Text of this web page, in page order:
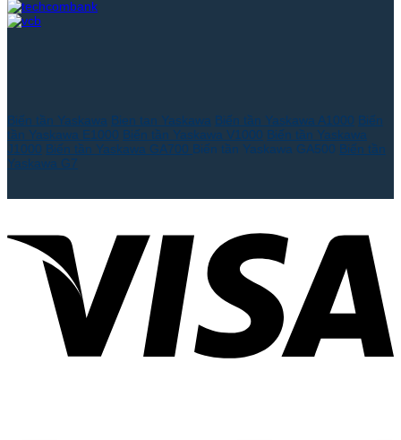
Biến tần Yaskawa Bien tan Yaskawa Biến tần Yaskawa A1000 Biến
tần Yaskawa E1000 Biến tần Yaskawa V1000 Biến tần Yaskawa
J1000 Biến tần Yaskawa GA700 Biến tần Yaskawa GA500 Biến tần
Yaskawa G7